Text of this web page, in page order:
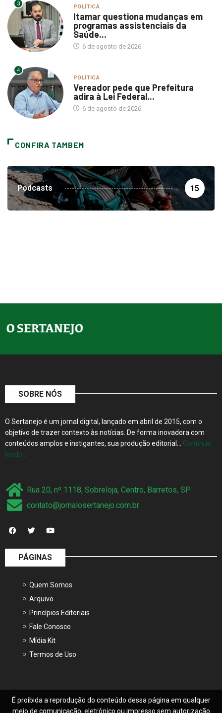
3 POLÍTICA
Itamar questiona mudanças em
programas assistenciais da
Saúde...
6 de agosto de 2026
4
POLÍTICA
Vereador pede que Prefeitura
adira à Lei Federal...
6 de agosto de 2026
CONFIRA TAMBEM
Podcasts 15
SOBRE NÓS
O Sertanejo é um jornal digital, lançado em abril de 2015, com o
objetivo de trazer contexto às notícias. De forma inovadora com
conteúdos amplos e instigantes, sua produção editorial… Continue
lendo…
Rua 20, nº 1118, Sobreloja, Centro, Barretos, SP
contato@jornalosertanejo.com.br
PÁGINAS
Quem Somos
Arquivo
Princípios Editoriais
Fale Conosco
Mídia Kit
Termos de Uso
É proibida a reprodução do conteúdo dessa página em qualquer
meio de comunicação, eletrônico ou impresso sem autorização